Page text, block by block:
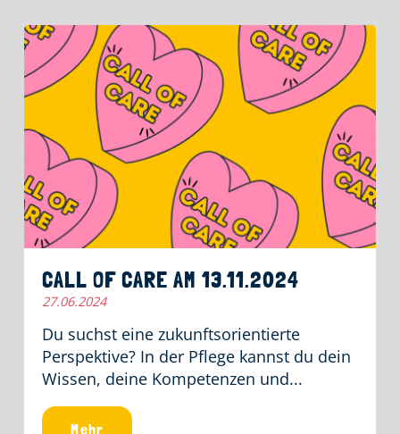
CALL OF CARE AM 13.11.2024
27.06.2024
Du suchst eine zukunftsorientierte
Perspektive? In der Pflege kannst du dein
Wissen, deine Kompetenzen und...
Mehr